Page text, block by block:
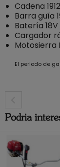
Cadena
Barra guía
Batería 18V
Cargador
Motosierra
El periodo de
Podria